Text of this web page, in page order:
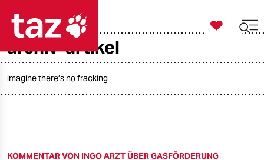
taz zahl ich

taz zahl ich
archiv-artikel
imagine there’s no fracking
KOMMENTAR VON INGO ARZT ÜBER GASFÖRDERUNG